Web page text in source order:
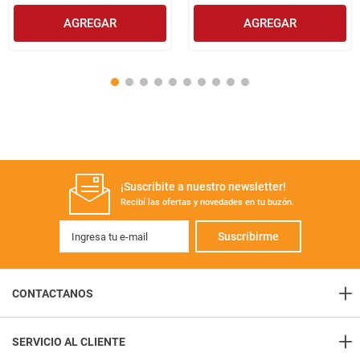
AGREGAR AGREGAR
¡Suscribite a nuestro newsletter!
Recibí las ofertas y novedades en tu buzón.
Suscribirme
CONTACTANOS +
Contacto
SERVICIO AL CLIENTE +